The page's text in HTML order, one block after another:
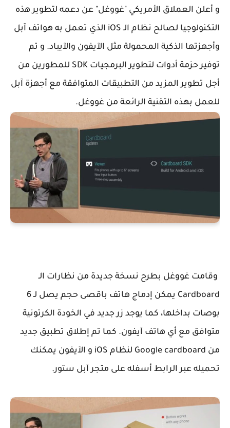
و أعلن العملاق الأمريكي "غووغل" عن دعمه لتطوير هذه
التكنولوجيا لصالح نظام الـ iOS الذي تعمل به هواتف آبل
وأجهزتها الذكية المحمولة مثل الآيفون والآيباد. و تم
توفير حزمة أدوات لتطوير البرمجيات SDK للمطورين من
أجل تطوير المزيد من التطبيقات المتوافقة مع أجهزة آبل
للعمل بهذه التقنية الرائعة من غووغل.
وقامت غووغل بطرح نسخة جديدة من نظارات الـ
Cardboard يمكن إدماج هاتف باقصى حجم يصل لـ 6
بوصات بداخلها، كما يوجد زر جديد في الخودة الكرتونية
متوافق مع أي هاتف آيفون. كما تم إطلاق تطبيق جديد
من Google cardboard لنظام iOS و الآيفون يمكنك
تحميله عبر الرابط أسفله على متجر آبل ستور.